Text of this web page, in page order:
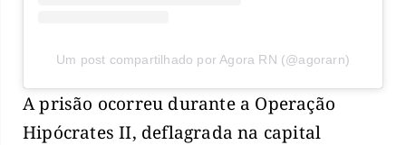
Um post compartilhado por Agora RN (@agorarn)
A prisão ocorreu durante a Operação
Hipócrates II, deflagrada na capital